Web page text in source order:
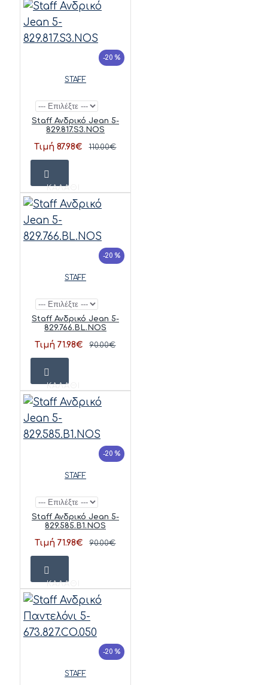
-20 %
STAFF
Staff Ανδρικό Jean 5-
829.817.S3.NOS
Τιμή 87.98€ 110.00€
ΚΑΛΆΘΙ
-20 %
STAFF
Staff Ανδρικό Jean 5-
829.766.BL.NOS
Τιμή 71.98€ 90.00€
ΚΑΛΆΘΙ
-20 %
STAFF
Staff Ανδρικό Jean 5-
829.585.B1.NOS
Τιμή 71.98€ 90.00€
ΚΑΛΆΘΙ
-20 %
STAFF